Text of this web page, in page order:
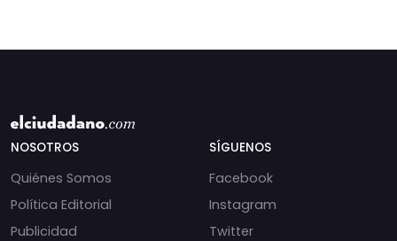
NOSOTROS
Quiénes Somos
Política Editorial
Publicidad
SÍGUENOS
Facebook
Instagram
Twitter